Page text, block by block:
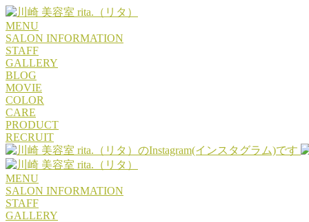
MENU
SALON INFORMATION
STAFF
GALLERY
BLOG
MOVIE
COLOR
CARE
PRODUCT
RECRUIT
MENU
SALON INFORMATION
STAFF
GALLERY